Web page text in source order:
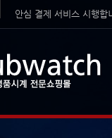
안심 결제 서비스 시행합
**** 2026 설 연휴 공